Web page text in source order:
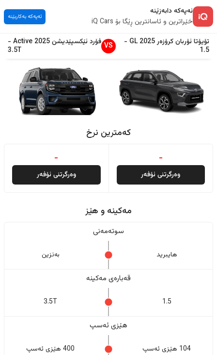
ئەپەکە دابەزێنە
خێراترین و ئاسانترین ڕێگا بۆ iQ Cars
ئەپەکە بەکاربێنە
تۆیۆتا ئۆربان کرۆزەر2025
GL
-
1.5
VS فۆرد ئێکسپێدیشن2025
Active
-
3.5T
کەمترین نرخ
-
وەرگرتنی ئۆفەر
-
وەرگرتنی ئۆفەر
مەکینە و هێز
سوتەمەنی
هایبرید بەنزین
قەبارەی مەکینە
1.5
3.5T
هێزی ئەسپ
104 هێزی ئەسپ 400 هێزی ئەسپ